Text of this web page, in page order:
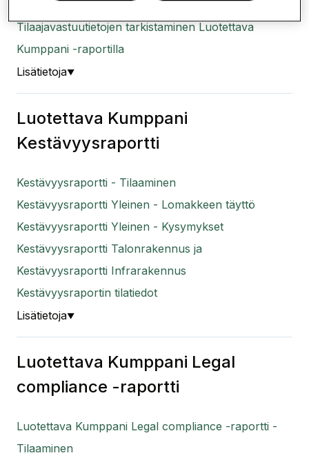
päivittäminen uuteen versioon
Tilaajavastuutietojen tarkistaminen Luotettava
Kumppani -raportilla
Lisätietoja▼
Luotettava Kumppani
Kestävyysraportti
Kestävyysraportti - Tilaaminen
Kestävyysraportti Yleinen - Lomakkeen täyttö
Kestävyysraportti Yleinen - Kysymykset
Kestävyysraportti Talonrakennus ja
Kestävyysraportti Infrarakennus
Kestävyysraportin tilatiedot
Lisätietoja▼
Luotettava Kumppani Legal
compliance -raportti
Luotettava Kumppani Legal compliance -raportti -
Tilaaminen